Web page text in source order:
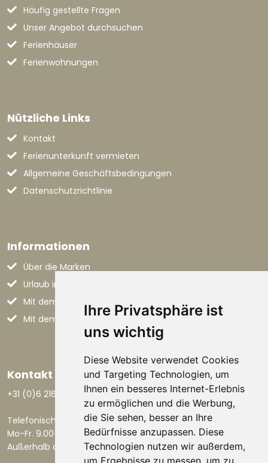
Ihre Privatsphäre ist
uns wichtig
Diese Website verwendet Cookies
und Targeting Technologien, um
Ihnen ein besseres Internet-Erlebnis
zu ermöglichen und die Werbung,
die Sie sehen, besser an Ihre
Bedürfnisse anzupassen. Diese
Technologien nutzen wir außerdem,
um Ergebnisse zu messen, um zu
Häufig gestellte Fragen
Unser Angebot durchsuchen
Ferienhäuser
Ferienwohnungen
Nützliche Links
Kontakt
Ferienunterkunft vermieten
Allgemeine Geschäftsbedingungen
Datenschutzrichtlinie
Informationen
Über die Marken
Urlaub in den Marken
Mit dem Flugzeug nach Italien
Mit dem Auto nach Italien
Kontakt aufnehmen
+31 (0)6 21668801
Telefonisch erreichbar:
Mo-Fr. 9.00-17.30 Uhr.
Außerhalb dieser Zeiten per E-Mail.